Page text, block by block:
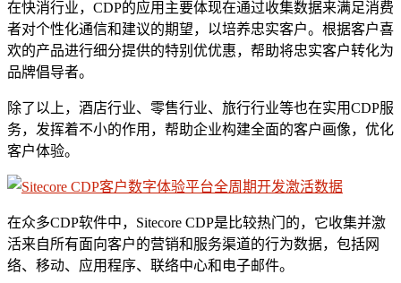
在快消行业，CDP的应用主要体现在通过收集数据来满足消费
者对个性化通信和建议的期望，以培养忠实客户。根据客户喜
欢的产品进行细分提供的特别优优惠，帮助将忠实客户转化为
品牌倡导者。
除了以上，酒店行业、零售行业、旅行行业等也在实用CDP服
务，发挥着不小的作用，帮助企业构建全面的客户画像，优化
客户体验。
在众多CDP软件中，Sitecore CDP是比较热门的，它收集并激
活来自所有面向客户的营销和服务渠道的行为数据，包括网
络、移动、应用程序、联络中心和电子邮件。